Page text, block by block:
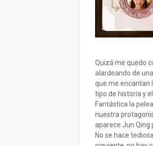
Quizá me quedo
alardeando de
que me encantan
tipo de historia y
Fantástica la
nuestra
aparece Jun Qing
No se hace